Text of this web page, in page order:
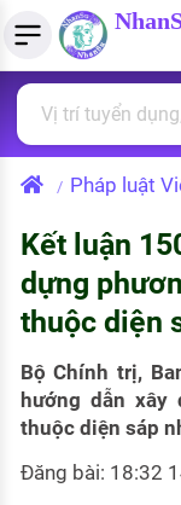
Tìm việc làm
Việc làm
Việc làm lương
Việc làm tốt
CÔNG TY
Danh sách nhà
Nhà tuyển
Quản lý CV
Tải CV lên
Tạo CV trực
MẪU CV THEO
Mẫu CV đơn giản
Mẫu CV hiện đại
Tính lương
Tính thuế thu
Tính trợ cấp
PHÁP LUẬT VIỆT
Văn bản pháp
PHÁP LUẬT LAO
Lao động và
Thuế thu nhập
Hồ sơ biểu mẫu
/ Pháp luật
Kết luận
dựng
thuộc diện
Bộ Chính trị,
hướng dẫn xây
thuộc diện sáp
Đăng bài: 18:32